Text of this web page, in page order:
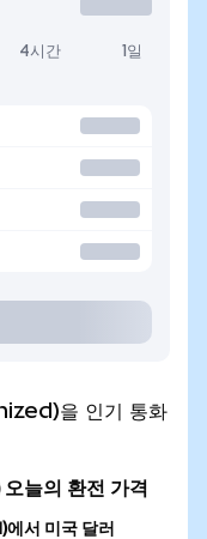
4시간 1일
을 인기 통화
늘의 환전 가격
서 미국 달러